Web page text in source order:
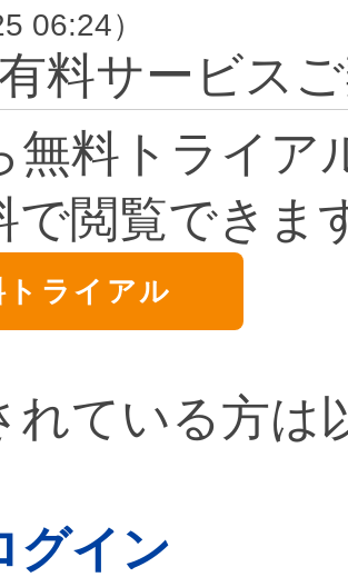
06:24）
料サービス
無料トライア
で閲覧できま
トライアル
れている方は
グイン